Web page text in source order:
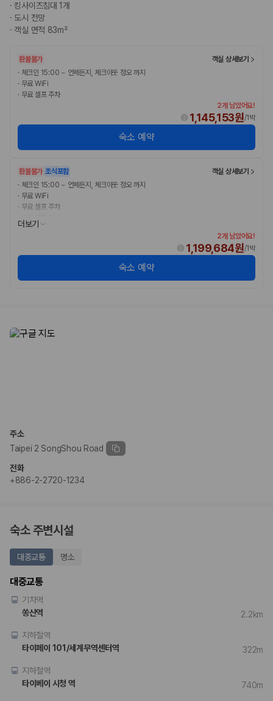
·킹사이즈침대 1개
· 도시 전망
·객실 면적 83m²
환불불가
객실 상세보기
· 체크인 15:00 ~ 언제든지, 체크아웃 정오 까지
· 무료 WiFi
· 무료 셀프 주차
2개 남았어요!
1,145,153원/1박
숙소 예약
환불불가 조식포함
객실 상세보기
· 체크인 15:00 ~ 언제든지, 체크아웃 정오 까지
· 무료 WiFi
· 무료 셀프 주차
무료 아침 식사
더보기
2개 남았어요!
1,199,684원/1박
숙소 예약
주소
Taipei 2 SongShou Road
전화
+886-2-2720-1234
숙소 주변시설
대중교통 명소
대중교통
기차역
쏭산역
2.2km
지하철역
타이페이 101/세계무역센터역
322m
지하철역
타이베이 시청 역
740m